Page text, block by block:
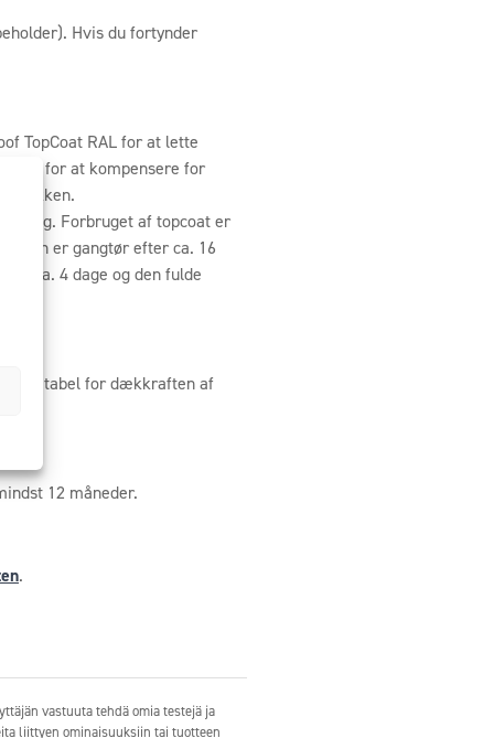
Hvis du fortynder
TopCoat RAL for at lette
RAL for at kompensere for
pakken.
Forbruget af topcoat er
er gangtør efter ca. 16
på ca. 4 dage og den fulde
tabel for dækkraften af
12 måneder.
.
vastuuta tehdä omia testejä ja
liittyen ominaisuuksiin tai tuotteen